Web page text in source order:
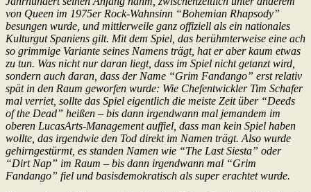
von Queen im 1975er Rock-Wahnsinn “Bohemian Rhapsody”
besungen wurde, und mittlerweile ganz offiziell als ein nationales
Kulturgut Spaniens gilt. Mit dem Spiel, das berühmterweise eine ach
so grimmige Variante seines Namens trägt, hat er aber kaum etwas
zu tun. Was nicht nur daran liegt, dass im Spiel nicht getanzt wird,
sondern auch daran, dass der Name “Grim Fandango” erst relativ
spät in den Raum geworfen wurde: Wie Chefentwickler Tim Schafer
mal verriet, sollte das Spiel eigentlich die meiste Zeit über “Deeds
of the Dead” heißen – bis dann irgendwann mal jemandem im
oberen LucasArts-Management auffiel, dass man kein Spiel haben
wollte, das irgendwie den Tod direkt im Namen trägt. Also wurde
gehirngestürmt, es standen Namen wie “The Last Siesta” oder
“Dirt Nap” im Raum – bis dann irgendwann mal “Grim
Fandango” fiel und basisdemokratisch als super erachtet wurde.